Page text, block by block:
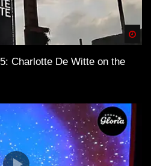
Charlotte De Witte on the